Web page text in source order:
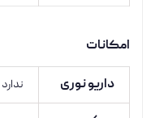
امکانات
داریو نوری ندارد